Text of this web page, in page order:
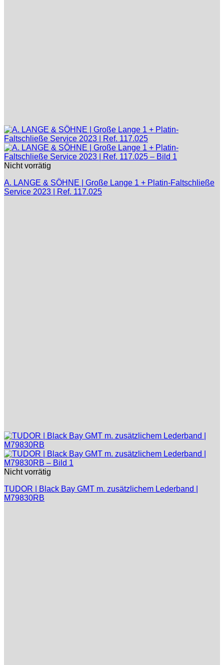
Nicht vorrätig
A. LANGE & SÖHNE | Große Lange 1 + Platin-Faltschließe
Service 2023 | Ref. 117.025
Nicht vorrätig
TUDOR | Black Bay GMT m. zusätzlichem Lederband |
M79830RB